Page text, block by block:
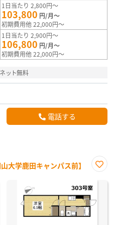
1日当たり 2,800円～
103,800 円/月～
初期費用他 22,000円～
1日当たり 2,900円～
106,800 円/月～
初期費用他 22,000円～
ット無料
電話する
大学鹿田キャンパス前】
に入
り登